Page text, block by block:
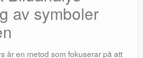
av symboler
är en metod som fokuserar på att